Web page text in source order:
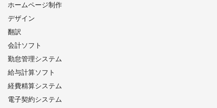
ホームページ制作
デザイン
翻訳
会計ソフト
勤怠管理システム
給与計算ソフト
経費精算システム
電子契約システム